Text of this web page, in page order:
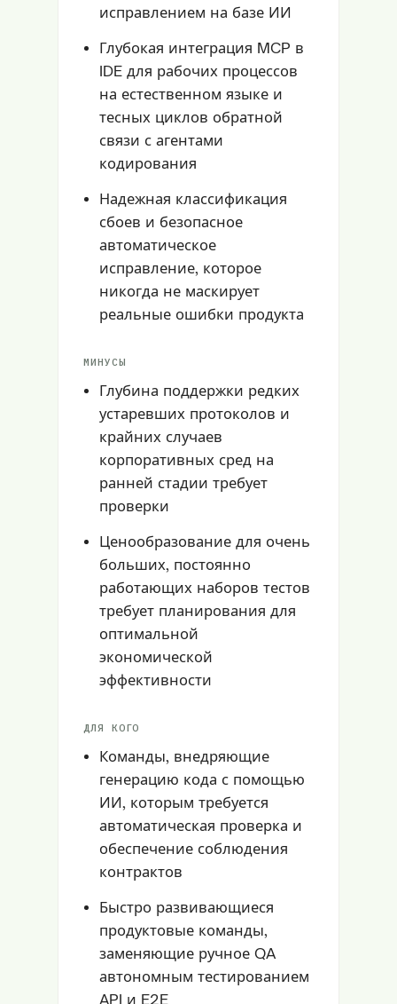
исправлением на базе ИИ
Глубокая интеграция MCP в
IDE для рабочих процессов
на естественном языке и
тесных циклов обратной
связи с агентами
кодирования
Надежная классификация
сбоев и безопасное
автоматическое
исправление, которое
никогда не маскирует
реальные ошибки продукта
МИНУСЫ
Глубина поддержки редких
устаревших протоколов и
крайних случаев
корпоративных сред на
ранней стадии требует
проверки
Ценообразование для очень
больших, постоянно
работающих наборов тестов
требует планирования для
оптимальной
экономической
эффективности
ДЛЯ КОГО
Команды, внедряющие
генерацию кода с помощью
ИИ, которым требуется
автоматическая проверка и
обеспечение соблюдения
контрактов
Быстро развивающиеся
продуктовые команды,
заменяющие ручное QA
автономным тестированием
API и E2E